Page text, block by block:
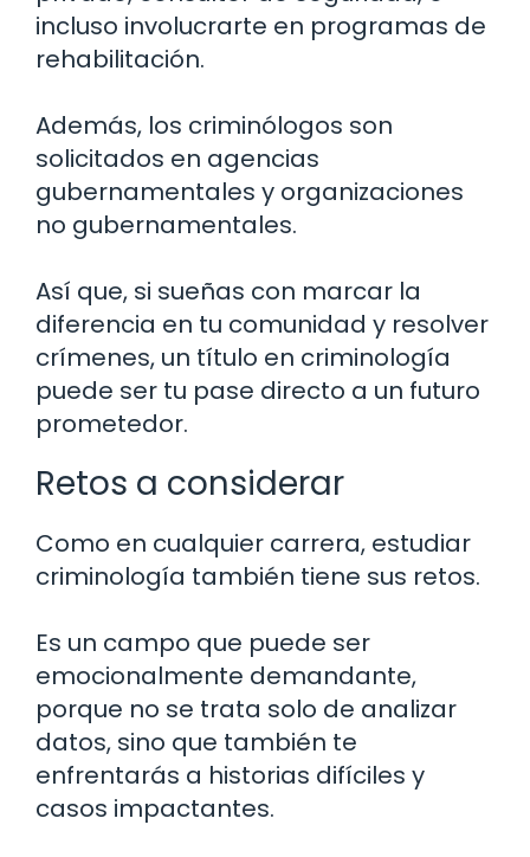
incluso involucrarte en programas de
rehabilitación.
Además, los criminólogos son
solicitados en agencias
gubernamentales y organizaciones
no gubernamentales.
Así que, si sueñas con marcar la
diferencia en tu comunidad y resolver
crímenes, un título en criminología
puede ser tu pase directo a un futuro
prometedor.
Retos a considerar
Como en cualquier carrera, estudiar
criminología también tiene sus retos.
Es un campo que puede ser
emocionalmente demandante,
porque no se trata solo de analizar
datos, sino que también te
enfrentarás a historias difíciles y
casos impactantes.